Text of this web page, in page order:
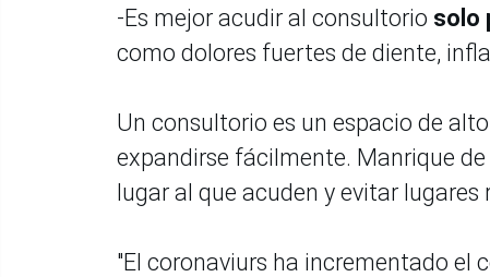
-Es mejor acudir al consultorio solo
como dolores fuertes de diente,
Un consultorio es un espacio de
expandirse fácilmente. Manrique
lugar al que acuden y evitar
"El coronaviurs ha incrementado el